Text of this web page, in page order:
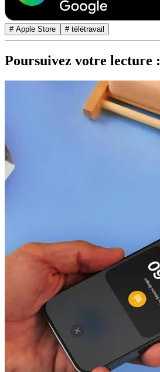
# Apple Store # télétravail
Poursuivez votre lecture :